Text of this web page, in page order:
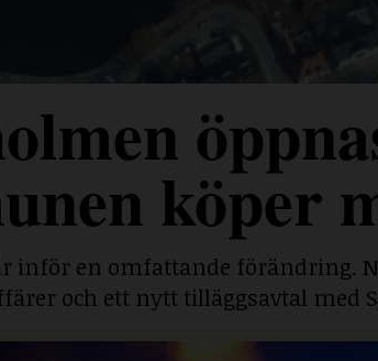
köper
inför en omfattande förändring.
och ett nytt tilläggsavtal med